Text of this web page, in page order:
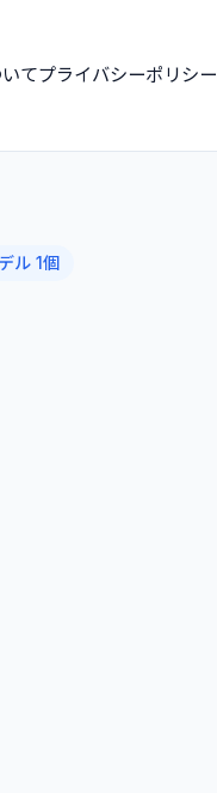
てプライバシーポリシー
ル 1個